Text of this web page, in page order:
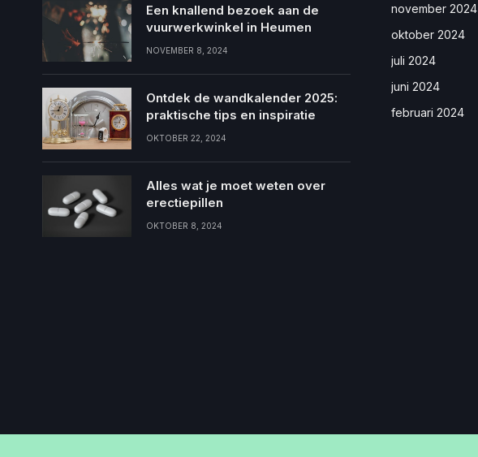
Een knallend bezoek aan de
vuurwerkwinkel in Heumen
NOVEMBER 8, 2024
Ontdek de wandkalender 2025:
praktische tips en inspiratie
OKTOBER 22, 2024
Alles wat je moet weten over
erectiepillen
OKTOBER 8, 2024
november 2024
oktober 2024
juli 2024
juni 2024
februari 2024